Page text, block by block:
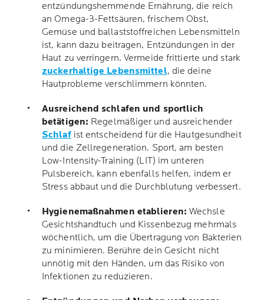
entzündungshemmende Ernährung, die reich
an Omega-3-Fettsäuren, frischem Obst,
Gemüse und ballaststoffreichen Lebensmitteln
ist, kann dazu beitragen, Entzündungen in der
Haut zu verringern. Vermeide frittierte und stark
zuckerhaltige Lebensmittel, die deine
Hautprobleme verschlimmern könnten.
Ausreichend schlafen und sportlich
betätigen: Regelmäßiger und ausreichender
Schlafist entscheidend für die Hautgesundheit
und die Zellregeneration. Sport, am besten
Low-Intensity-Training (LIT) im unteren
Pulsbereich, kann ebenfalls helfen, indem er
Stress abbaut und die Durchblutung verbessert.
Hygienemaßnahmen etablieren: Wechsle
Gesichtshandtuch und Kissenbezug mehrmals
wöchentlich, um die Übertragung von Bakterien
zu minimieren. Berühre dein Gesicht nicht
unnötig mit den Händen, um das Risiko von
Infektionen zu reduzieren.